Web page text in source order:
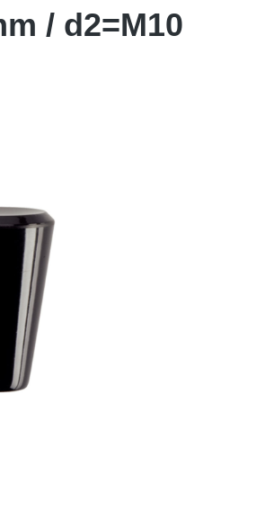
/ d2=M10